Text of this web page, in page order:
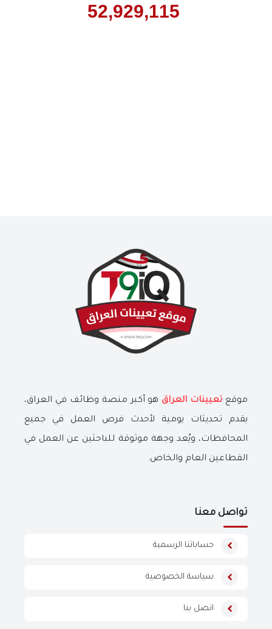
52,929,115
موقع تعيينات العراق هو أكبر منصة وظائف في العراق،
يقدم تحديثات يومية لأحدث فرص العمل في جميع
المحافظات، ويُعد وجهة موثوقة للباحثين عن العمل في
القطاعين العام والخاص.
تواصل معنا
حساباتنا الرسمية
سياسة الخصوصية
اتصل بنا